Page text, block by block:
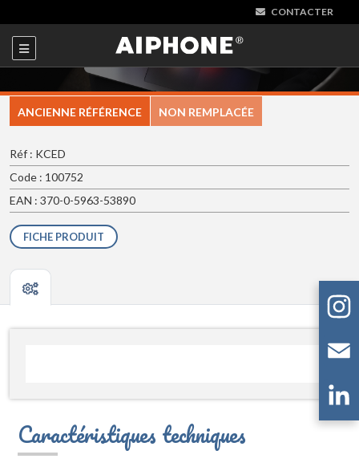
CONTACTER
ANCIENNE RÉFÉRENCE NON REMPLACÉE
Réf : KCED
Code : 100752
EAN : 370-0-5963-53890
FICHE PRODUIT
Caractéristiques techniques